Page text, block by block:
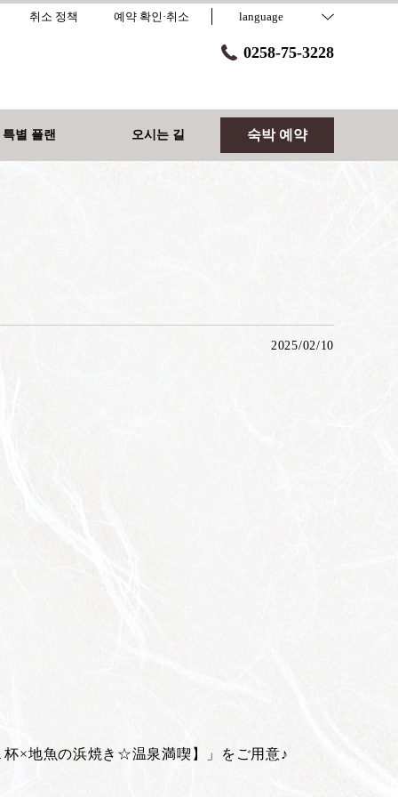
취소 정책 예약 확인·취소 language
0258-75-3228
별 플랜 오시는 길 숙박 예약
2025/02/10
×地魚の浜焼き☆温泉満喫】」をご用意♪